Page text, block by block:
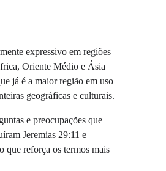
expressivo em regiões
Oriente Médio e Ásia
já é a maior região em uso
geográficas e culturais.
e preocupações que
Jeremias 29:11 e
que reforça os termos mais